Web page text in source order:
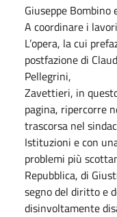
Giuseppe
A coordinare i
L’opera, la cui
postfazione di
Pellegrini,
Zavettieri, in
pagina, ripercorre
trascorsa nel
Istituzioni e con
problemi più
Repubblica, di
segno del diritto e
disinvoltamente